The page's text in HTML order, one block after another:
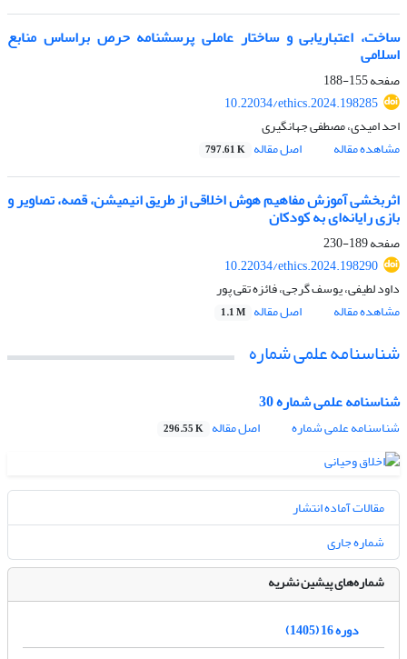
ساخت، اعتبار‌یابی و ساختار عاملی پرسشنامه حرص براساس منابع
اسلامی
صفحه155-188
10.22034/ethics.2024.198285
احد امیدی، مصطفی جهانگیری
مشاهده مقاله
اصل مقاله 797.61 K
اثربخشی آموزش مفاهیم هوش اخلاقی از طریق انیمیشن، قصه، تصاویر و
بازی رایانه‌ای به کودکان
صفحه189-230
10.22034/ethics.2024.198290
داود لطیفی، یوسف گرجی، فائزه تقی پور
مشاهده مقاله
اصل مقاله 1.1 M
شناسنامه علمی شماره
شناسنامه علمی شماره 30
شناسنامه علمی شماره اصل مقاله 296.55 K
مقالات آماده انتشار
شماره جاری
شماره‌های پیشین نشریه
دوره 16 (1405)